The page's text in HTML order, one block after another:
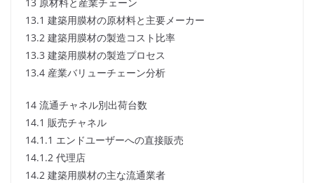
13.1 建築用膜材の原材料と主要メーカー
13.2 建築用膜材の製造コスト比率
13.3 建築用膜材の製造プロセス
13.4 産業バリューチェーン分析
14 流通チャネル別出荷台数
14.1 販売チャネル
14.1.1 エンドユーザーへの直接販売
14.1.2 代理店
14.2 建築用膜材の主な流通業者